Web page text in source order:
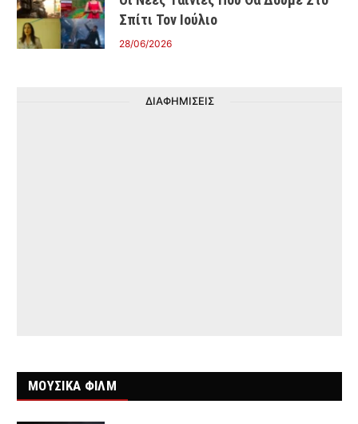
Σπίτι Τον Ιούλιο
28/06/2026
ΔΙΑΦΗΜΙΣΕΙΣ
ΜΟΥΣΙΚΑ ΦΙΛΜ